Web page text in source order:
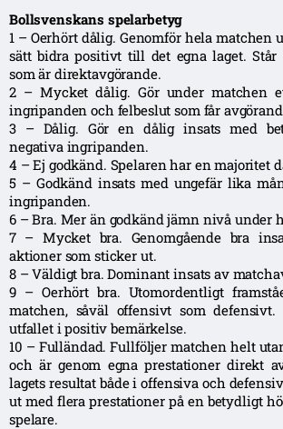
Bollsvenskans spelarbetyg
1 – Oerhört dålig. Genomför hela matchen
sätt bidra positivt till det egna laget.
som är direktavgörande.
2 – Mycket dålig. Gör under matchen
ingripanden och felbeslut som får
3 – Dålig. Gör en dålig insats med
negativa ingripanden.
4 – Ej godkänd. Spelaren har en majoritet
5 – Godkänd insats med ungefär lika
ingripanden.
6 – Bra. Mer än godkänd jämn nivå under
7 – Mycket bra. Genomgående bra
aktioner som sticker ut.
8 – Väldigt bra. Dominant insats av
9 – Oerhört bra. Utomordentligt
matchen, såväl offensivt som
utfallet i positiv bemärkelse.
10 – Fulländad. Fullföljer matchen helt
och är genom egna prestationer direkt
lagets resultat både i offensiva och
ut med flera prestationer på en betydligt
spelare.